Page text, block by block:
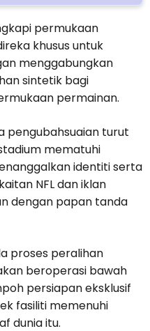
permukaan
khusus untuk
menggabungkan
sintetik bagi
permainan.
pengubahsuaian turut
mematuhi
identiti serta
NFL dan iklan
dengan papan tanda
proses peralihan
beroperasi bawah
persiapan eksklusif
fasiliti memenuhi
dunia itu.